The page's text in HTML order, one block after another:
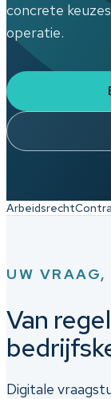
concrete
operatie.
Arbeidsrecht
UW
Van
Digitale